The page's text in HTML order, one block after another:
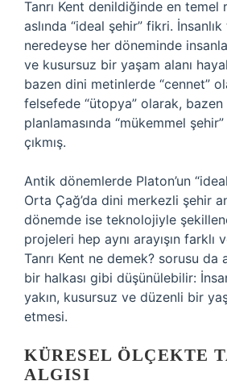
Tanrı Kent denildiğinde en temel
aslında “ideal şehir” fikri.
neredeyse her döneminde
ve kusursuz bir yaşam alanı
bazen dini metinlerde “cennet”
felsefede “ütopya” olarak,
planlamasında “mükemmel
çıkmış.
Antik dönemlerde Platon’un
Orta Çağ’da dini merkezli şehir
dönemde ise teknolojiyle
projeleri hep aynı arayışın farklı
Tanrı Kent ne demek? sorusu da
bir halkası gibi düşünülebilir:
yakın, kusursuz ve düzenli bir
etmesi.
KÜRESEL ÖLÇEKTE
ALGISI